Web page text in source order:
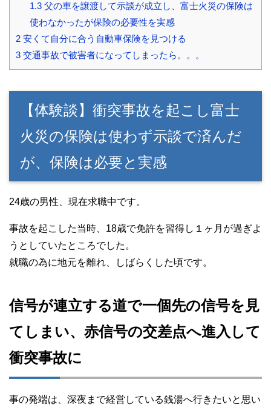
1.3父の車を譲渡して示談が成立し、富士火災の保険は
使わなかったが保険の必要性を実感
2 安くて自分に合う自動車保険を見つける
3 交通事故で被害者になってしまったら。。。
【体験談】衝突事故を起こし富士
火災の保険は使わず示談で済んだ
が、保険は必要と実感
24歳の男性、現在求職中です。
事故を起こした当時、18歳で免許を習得し１ヶ月が過ぎよ
うとしていたところでした。
就職の為に地元を離れ、しばらくした頃です。
信号が連立する道で一個先の信号を見
てしまい、赤信号の交差点へ進入して
衝突事故に
事の発端は、深夜まで経営している銭湯へ行きたいと思い